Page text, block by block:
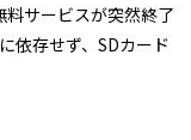
サービスが突然終了
依存せず、SDカード